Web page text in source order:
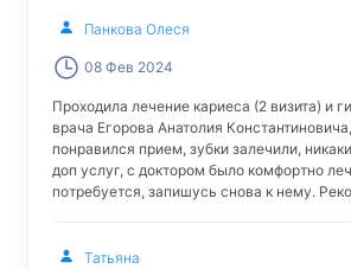
Панкова Олеся
08 Фев 2024
Проходила лечение кариеса (2 визита) и
врача Егорова Анатолия
понравился прием, зубки залечили,
доп услуг, с доктором было комфортно
потребуется, запишусь снова к нему.
Татьяна